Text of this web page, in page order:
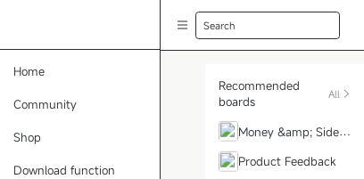
Home
Community
Shop
Download function
Search
Recommended
boards
All
Money &amp; Side H
Product Feedback